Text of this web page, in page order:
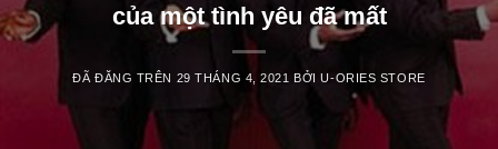
của một tình yêu đã mất
ĐÃ ĐĂNG TRÊN 29 THÁNG 4, 2021 BỞIU-ORIES STORE